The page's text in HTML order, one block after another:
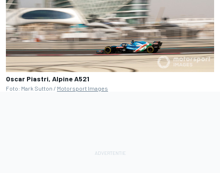
Oscar Piastri, Alpine A521
Foto: Mark Sutton / Motorsport Images